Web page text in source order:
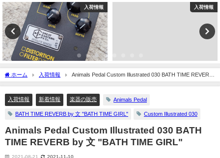
入荷情報 入荷情報
ホーム 入荷情報
Animals Pedal Custom Illustrated 030 BATH TIME REVERB
by 文 "BATH TIME GIRL"
入荷情報 新着情報 楽器の販売 Animals Pedal
BATH TIME REVERB by 文 "BATH TIME GIRL" Custom Illustrated 030
Animals Pedal Custom Illustrated 030 BATH
TIME REVERB by 文 "BATH TIME GIRL"
2021-08-21 2021-11-10